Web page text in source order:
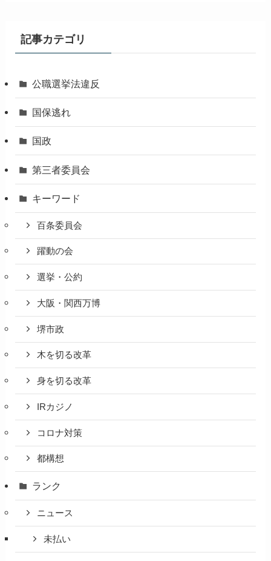
記事カテゴリ
公職選挙法違反
国保逃れ
国政
第三者委員会
キーワード
百条委員会
躍動の会
選挙・公約
大阪・関西万博
堺市政
木を切る改革
身を切る改革
IRカジノ
コロナ対策
都構想
ランク
ニュース
未払い